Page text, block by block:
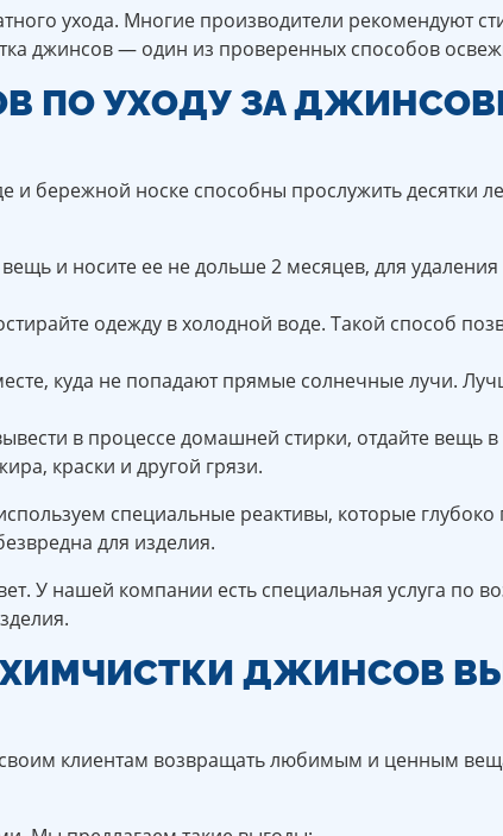
ухода. Многие производители рекомендуют
джинсов — один из проверенных способов
ПО УХОДУ ЗА
бережной носке способны прослужить десятки
и носите ее не дольше 2 месяцев, для
одежду в холодной воде. Такой способ
куда не попадают прямые солнечные лучи.
в процессе домашней стирки, отдайте вещь
краски и другой грязи.
специальные реактивы, которые глубоко
для изделия.
У нашей компании есть специальная услуга по
ДЖИНСОВ
клиентам возвращать любимым и ценным